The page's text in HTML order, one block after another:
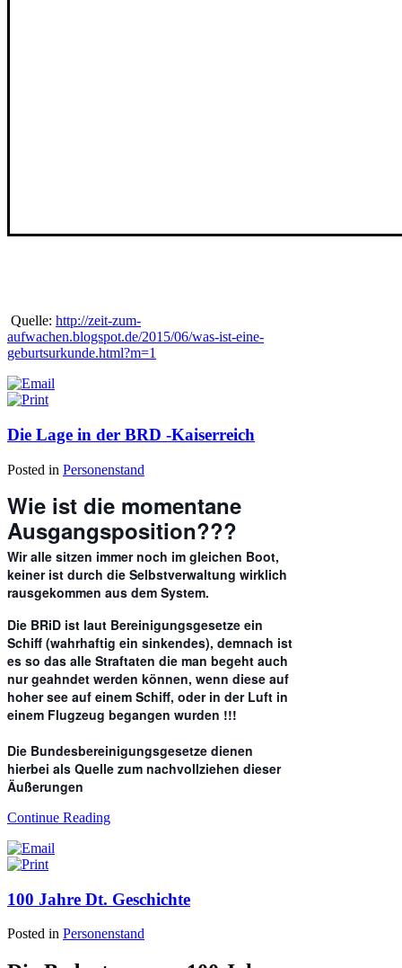
Quelle: http://zeit-zum-
aufwachen.blogspot.de/2015/06/was-ist-eine-
geburtsurkunde.html?m=1
Die Lage in der BRD -Kaiserreich
Posted in Personenstand
Wie ist die momentane
Ausgangsposition???
Wir alle sitzen immer noch im gleichen Boot,
keiner ist durch die Selbstverwaltung wirklich
rausgekommen aus dem System.
Die BRiD ist laut Bereinigungsgesetze ein
Schiff (wahrhaftig ein sinkendes), demnach ist
es so das alle Straftaten die man begeht auch
nur geahndet werden können, wenn diese auf
hoher see auf einem Schiff, oder in der Luft in
einem Flugzeug begangen wurden !!!
Die Bundesbereinigungsgesetze dienen
hierbei als Quelle zum nachvollziehen dieser
Äußerungen
Continue Reading
100 Jahre Dt. Geschichte
Posted in Personenstand